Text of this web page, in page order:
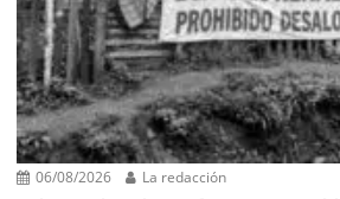
06/08/2026 La redacción